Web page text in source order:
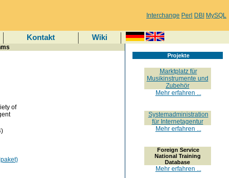
Interchange Perl DBI MySQL
Kontakt Wiki
of
Projekte
Marktplatz für
Musikinstrumente und
Zubehör
Mehr erfahren ...
Systemadministration
für Internetagentur
Mehr erfahren ...
Foreign Service
National Training
Database
Mehr erfahren ...